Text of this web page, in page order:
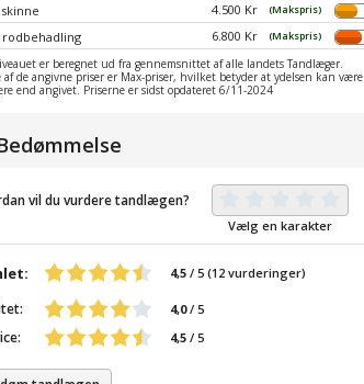
4.500 Kr (Makspris)
rodbehadling 6.800 Kr (Makspris)
er beregnet ud fra gennemsnittet af alle landets Tandlæger.
af de angivne priser er Max-priser, hvilket betyder at ydelsen kan være
end angivet. Priserne er sidst opdateret 6/11-2024
vil du vurdere tandlægen?
Vælg en karakter
4,5 / 5 (12 vurderinger)
4,0/ 5
4,5 / 5